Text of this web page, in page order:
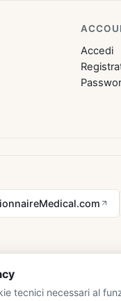
Accedi
tecnici necessari al